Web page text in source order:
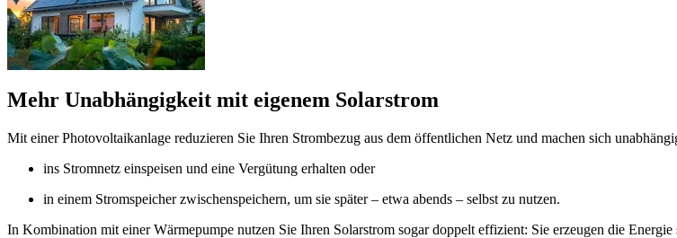
Mehr Unabhängigkeit mit eigenem Solarstrom
Mit einer Photovoltaikanlage reduzieren Sie Ihren Strombezug aus dem öffentlichen Netz und machen sich
ins Stromnetz einspeisen und eine Vergütung erhalten oder
in einem Stromspeicher zwischenspeichern, um sie später – etwa abends – selbst zu nutzen.
In Kombination mit einer Wärmepumpe nutzen Sie Ihren Solarstrom sogar doppelt effizient: Sie erzeugen die